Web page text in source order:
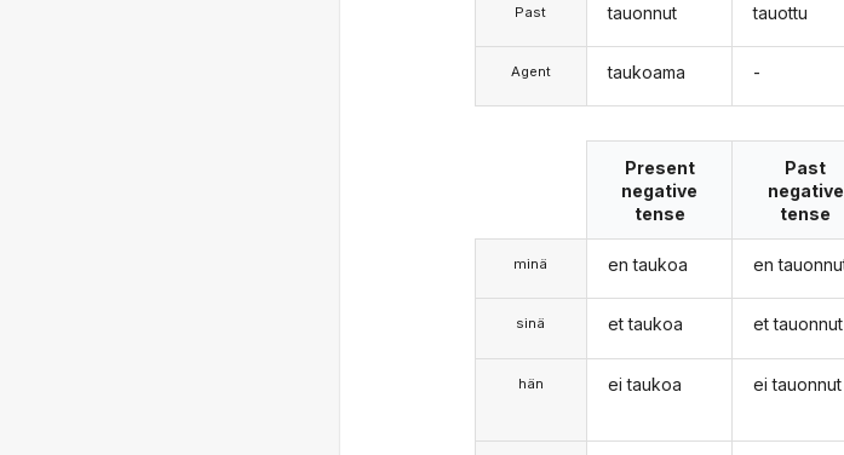
Past
Agent
tauonnut
taukoama
tauottu
-
minä
sinä
hän
Present
negative
tense
en taukoa
et taukoa
ei taukoa
Past
negative
tense
en
et tauonnut
ei tauonnut